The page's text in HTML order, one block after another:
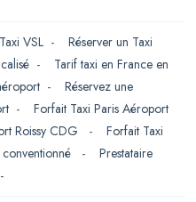
VSL - Réserver un Taxi
- Tarif taxi en France en
- Réservez une
- Forfait Taxi Paris Aéroport
Roissy CDG - Forfait Taxi
- Prestataire
-